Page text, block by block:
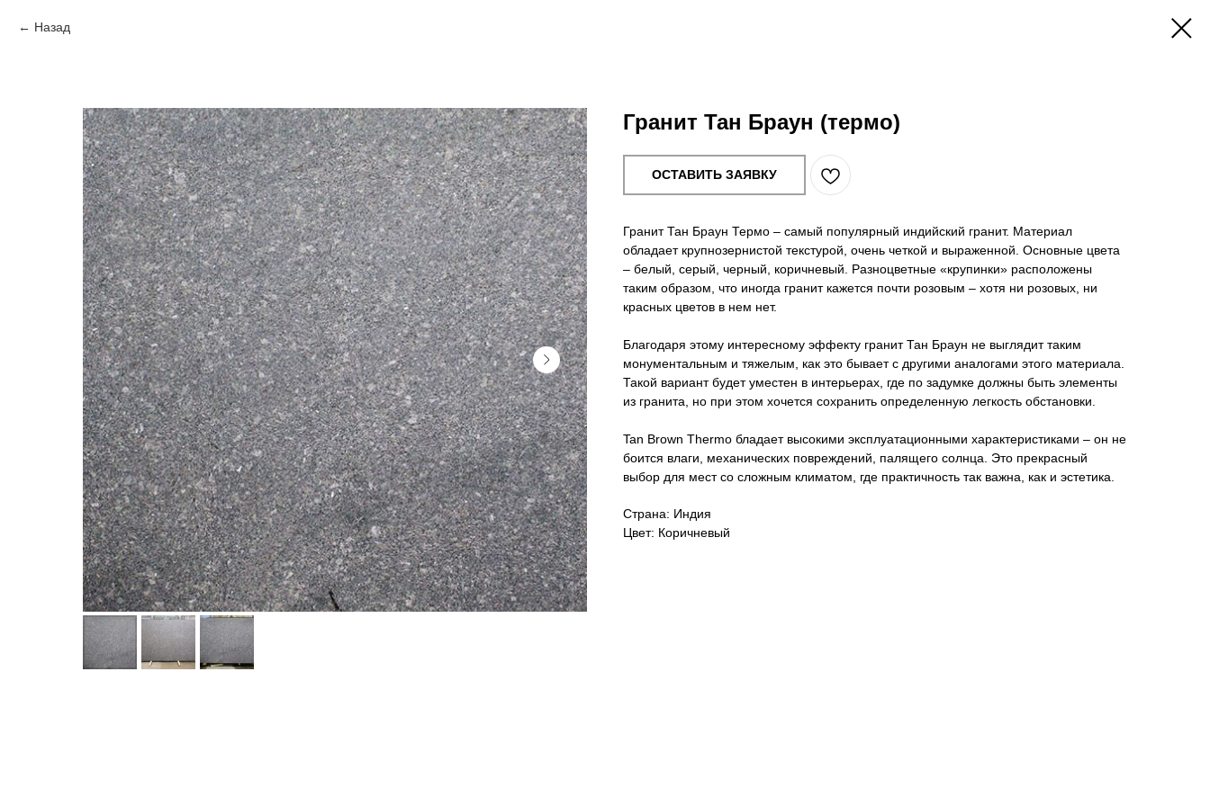
Назад
Гранит Тан Браун (термо)
ОСТАВИТЬ ЗАЯВКУ
Гранит Тан Браун Термо – самый популярный индийский гранит. Материал
обладает крупнозернистой текстурой, очень четкой и выраженной. Основные цвета
– белый, серый, черный, коричневый. Разноцветные «крупинки» расположены
таким образом, что иногда гранит кажется почти розовым – хотя ни розовых, ни
красных цветов в нем нет.
Благодаря этому интересному эффекту гранит Тан Браун не выглядит таким
монументальным и тяжелым, как это бывает с другими аналогами этого материала.
Такой вариант будет уместен в интерьерах, где по задумке должны быть элементы
из гранита, но при этом хочется сохранить определенную легкость обстановки.
Tan Brown Thermo бладает высокими эксплуатационными характеристиками – он не
боится влаги, механических повреждений, палящего солнца. Это прекрасный
выбор для мест со сложным климатом, где практичность так важна, как и эстетика.
Страна: Индия
Цвет: Коричневый